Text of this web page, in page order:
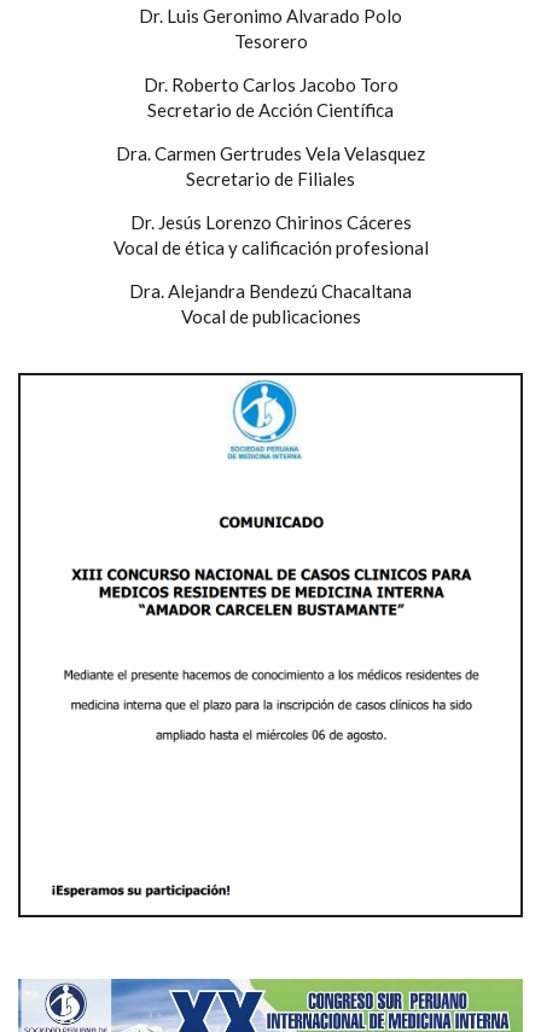
Dr. Luis Geronimo Alvarado Polo
Tesorero
Dr. Roberto Carlos Jacobo Toro
Secretario de Acción Científica
Dra. Carmen Gertrudes Vela Velasquez
Secretario de Filiales
Dr. Jesús Lorenzo Chirinos Cáceres
Vocal de ética y calificación profesional
Dra. Alejandra Bendezú Chacaltana
Vocal de publicaciones